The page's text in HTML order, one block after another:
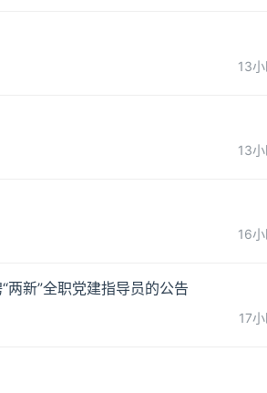
13
13
16
新”全职党建指导员的公告
17